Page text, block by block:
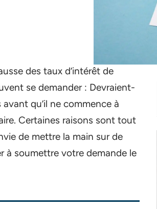
des taux d’intérêt de
se demander : Devraient-
qu’il ne commence à
Certaines raisons sont tout
de mettre la main sur de
à soumettre votre demande le